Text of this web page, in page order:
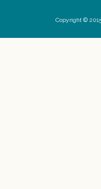
Copyright ©